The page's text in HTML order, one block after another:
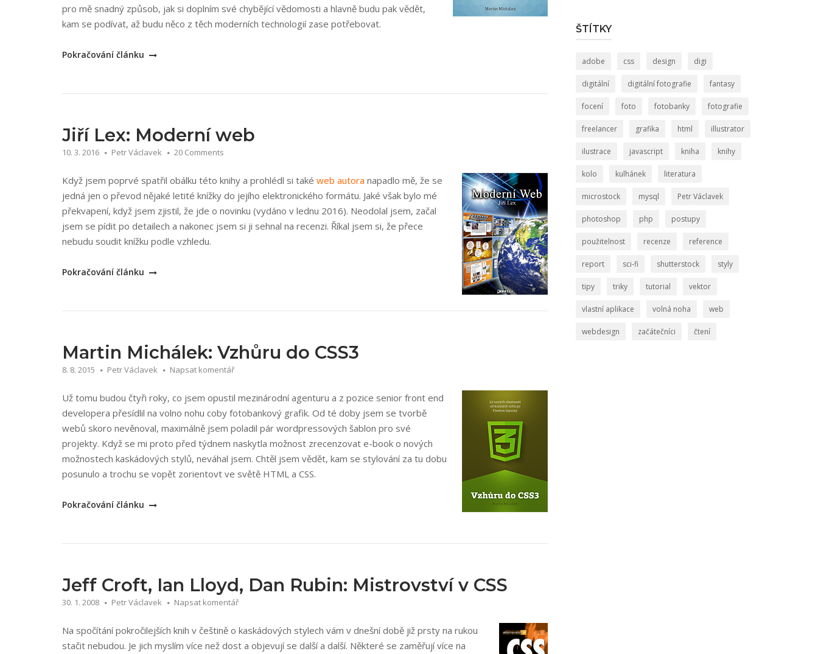
pro mě snadný způsob, jak si doplním své chybějící vědomosti a hlavně budu pak vědět,
kam se podívat, až budu něco z těch moderních technologií zase potřebovat.
„Martin
webdesignu“
Pokračování článku
Jiří Lex: Moderní web
10. 3. 2016 Petr Václavek 20 Comments
Když jsem poprvé spatřil obálku této knihy a prohlédl si také web autora napadlo mě, že se
jedná jen o převod nějaké letité knížky do jejího elektronického formátu. Jaké však bylo mé
překvapení, když jsem zjistil, že jde o novinku (vydáno v lednu 2016). Neodolal jsem, začal
jsem se pídit po detailech a nakonec jsem si ji sehnal na recenzi. Říkal jsem si, že přece
nebudu soudit knížku podle vzhledu.
„Jiří
Pokračování článku
Martin Michálek: Vzhůru do CSS3
8. 8. 2015 Petr Václavek Napsat komentář
Už tomu budou čtyři roky, co jsem opustil mezinárodní agenturu a z pozice senior front end
developera přesídlil na volno nohu coby fotobankový grafik. Od té doby jsem se tvorbě
webů skoro nevěnoval, maximálně jsem poladil pár wordpressových šablon pro své
projekty. Když se mi proto před týdnem naskytla možnost zrecenzovat e-book o nových
možnostech kaskádových stylů, neváhal jsem. Chtěl jsem vědět, kam se stylování za tu dobu
posunulo a trochu se vopět zorientovt ve světě HTML a CSS.
„Martin
Pokračování článku
Jeff Croft, Ian Lloyd, Dan Rubin: Mistrovství v CSS
30. 1. 2008 Petr Václavek Napsat komentář
Na spočítání pokročilejších knih v češtině o kaskádových stylech vám v dnešní době již prsty na rukou
stačit nebudou. Je jich myslím více než dost a objevují se další a další. Některé se zaměřují více na
ŠTÍTKY
adobe css design digi
digitální digitální fotografie fantasy
focení foto fotobanky fotografie
freelancer grafika html illustrator
ilustrace javascript kniha knihy
kolo kulhánek literatura
microstock mysql Petr Václavek
photoshop php postupy
použitelnost recenze reference
report sci-fi shutterstock styly
tipy triky tutorial vektor
vlastní aplikace volná noha web
webdesign začátečníci čtení